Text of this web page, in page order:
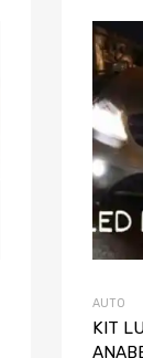
Aggiungi ai preferiti
Aggiungi al confronto
AUTO
KIT